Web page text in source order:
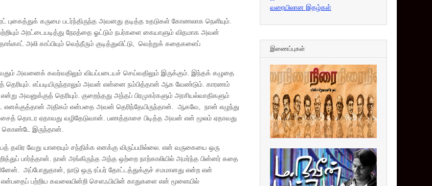
புகைத்துக் கருமை படர்ந்திருந்த அவனது தடித்த உதடுகள் கோணலாக நெளியும்.
அரட்டையடித்து நேரத்தை ஓட்டும் நபர்களை கையாளும் விதமாக அவன்
அலி காப்பியும் வெந்நீரும் குடித்துவிட்டு, வெற்றுக் கதைகளைப்
அவனைக் கவர்வதிலும் வியப்படையச் செய்வதிலும் இருக்கும். இந்தக் கழுதை
எப்படியிருந்தாலும் அவன் என்னை நம்பித்தான் ஆக வேண்டும். காரணம்
அவனுக்குத் தெரியும். குறைந்தது அந்தப் பிரமுகர்களும் அரசியல்வாதிகளும்
எனக்குத்தான் அதிகம் என்பதை அவன் தெரிந்தேயிருந்தான். ஆகவே, நான் எழுந்து
தொடர ஏதாவது வழிதேடுவான். பணத்தாசை பிடித்த அவன் என் மூலம் ஏதாவது
கொண்டே இருந்தான்.
வேறு யாரையும் சந்திக்க எனக்கு விருப்பமில்லை. என் வருகையை ஒரு
பார்த்தான். நான் அங்கிருந்த அந்த ஒற்றை நாற்காலியில் அமர்ந்த பின்னர் கதை
அப்போதுதான், நாடு ஒரு ரப்பர் தோட்டத்துக்குச் சமமானது என்ற என்
பற்றிய கவலையின்றி செளஃபியின் காதுகளை என் மூளையில்
வரையிலான இதழ்கள்
இணைப்புகள்